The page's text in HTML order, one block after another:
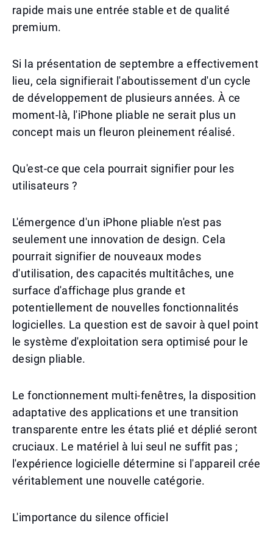
rapide mais une entrée stable et de qualité
premium.
Si la présentation de septembre a effectivement
lieu, cela signifierait l'aboutissement d'un cycle
de développement de plusieurs années. À ce
moment-là, l'iPhone pliable ne serait plus un
concept mais un fleuron pleinement réalisé.
Qu'est-ce que cela pourrait signifier pour les
utilisateurs ?
L'émergence d'un iPhone pliable n'est pas
seulement une innovation de design. Cela
pourrait signifier de nouveaux modes
d'utilisation, des capacités multitâches, une
surface d'affichage plus grande et
potentiellement de nouvelles fonctionnalités
logicielles. La question est de savoir à quel point
le système d'exploitation sera optimisé pour le
design pliable.
Le fonctionnement multi-fenêtres, la disposition
adaptative des applications et une transition
transparente entre les états plié et déplié seront
cruciaux. Le matériel à lui seul ne suffit pas ;
l'expérience logicielle détermine si l'appareil crée
véritablement une nouvelle catégorie.
L'importance du silence officiel